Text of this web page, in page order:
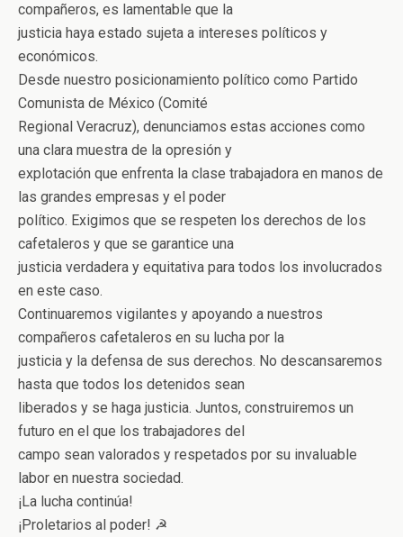
compañeros, es lamentable que la
justicia haya estado sujeta a intereses políticos y
económicos.
Desde nuestro posicionamiento político como Partido
Comunista de México (Comité
Regional Veracruz), denunciamos estas acciones como
una clara muestra de la opresión y
explotación que enfrenta la clase trabajadora en manos de
las grandes empresas y el poder
político. Exigimos que se respeten los derechos de los
cafetaleros y que se garantice una
justicia verdadera y equitativa para todos los involucrados
en este caso.
Continuaremos vigilantes y apoyando a nuestros
compañeros cafetaleros en su lucha por la
justicia y la defensa de sus derechos. No descansaremos
hasta que todos los detenidos sean
liberados y se haga justicia. Juntos, construiremos un
futuro en el que los trabajadores del
campo sean valorados y respetados por su invaluable
labor en nuestra sociedad.
¡La lucha continúa!
¡Proletarios al poder! ☭